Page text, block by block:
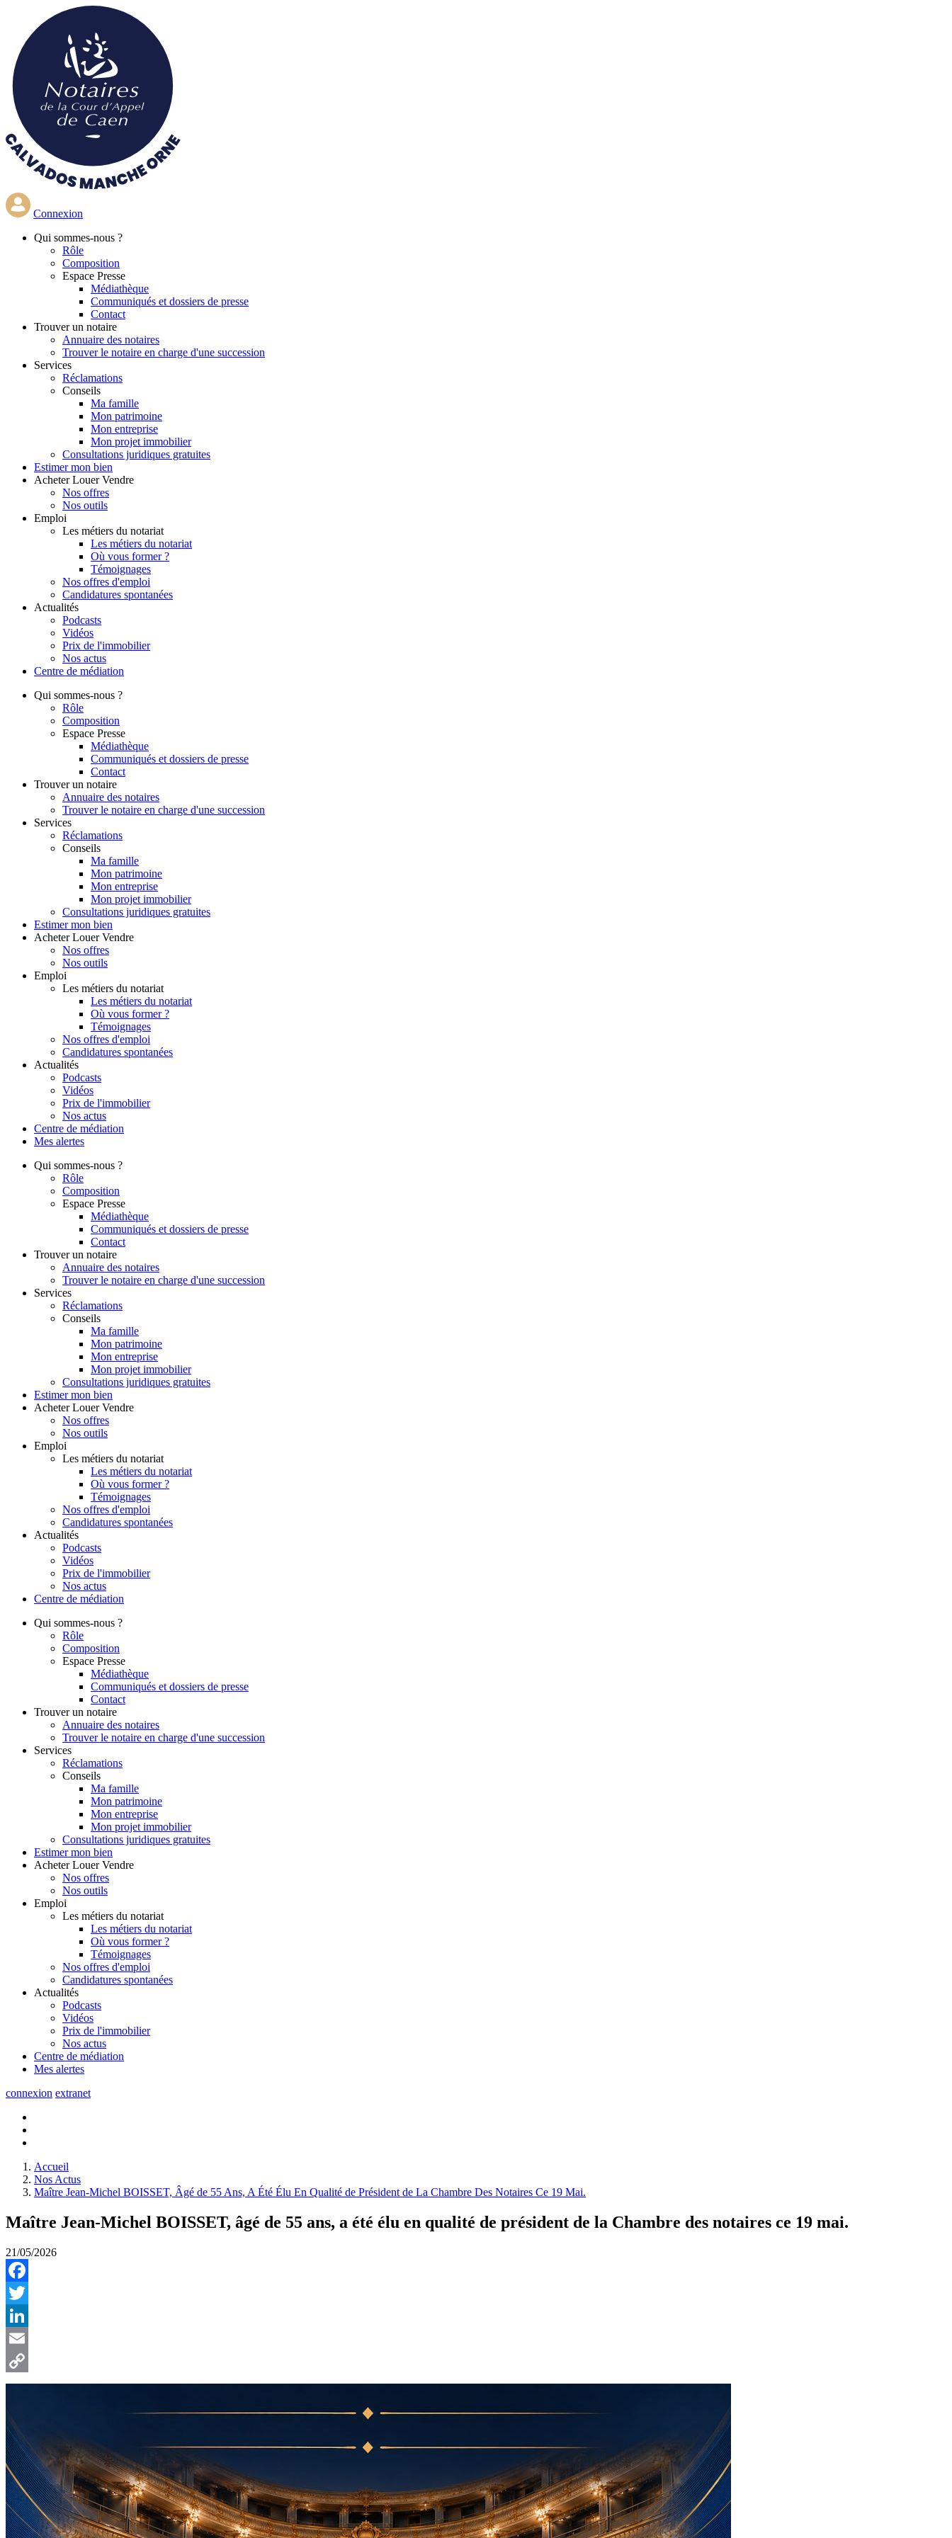
contenu
principal
Connexion
Qui sommes-nous ?
Rôle
Composition
Espace Presse
Médiathèque
Communiqués et dossiers de presse
Contact
Trouver un notaire
Annuaire des notaires
Trouver le notaire en charge d'une succession
Services
Réclamations
Conseils
Ma famille
Mon patrimoine
Mon entreprise
Mon projet immobilier
Consultations juridiques gratuites
Estimer mon bien
Acheter Louer Vendre
Nos offres
Nos outils
Emploi
Les métiers du notariat
Les métiers du notariat
Où vous former ?
Témoignages
Nos offres d'emploi
Candidatures spontanées
Actualités
Podcasts
Vidéos
Prix de l'immobilier
Nos actus
Centre de médiation
Qui sommes-nous ?
Rôle
Composition
Espace Presse
Médiathèque
Communiqués et dossiers de presse
Contact
Trouver un notaire
Annuaire des notaires
Trouver le notaire en charge d'une succession
Services
Réclamations
Conseils
Ma famille
Mon patrimoine
Mon entreprise
Mon projet immobilier
Consultations juridiques gratuites
Estimer mon bien
Acheter Louer Vendre
Nos offres
Nos outils
Emploi
Les métiers du notariat
Les métiers du notariat
Où vous former ?
Témoignages
Nos offres d'emploi
Candidatures spontanées
Actualités
Podcasts
Vidéos
Prix de l'immobilier
Nos actus
Centre de médiation
Mes alertes
Qui sommes-nous ?
Rôle
Composition
Espace Presse
Médiathèque
Communiqués et dossiers de presse
Contact
Trouver un notaire
Annuaire des notaires
Trouver le notaire en charge d'une succession
Services
Réclamations
Conseils
Ma famille
Mon patrimoine
Mon entreprise
Mon projet immobilier
Consultations juridiques gratuites
Estimer mon bien
Acheter Louer Vendre
Nos offres
Nos outils
Emploi
Les métiers du notariat
Les métiers du notariat
Où vous former ?
Témoignages
Nos offres d'emploi
Candidatures spontanées
Actualités
Podcasts
Vidéos
Prix de l'immobilier
Nos actus
Centre de médiation
Qui sommes-nous ?
Rôle
Composition
Espace Presse
Médiathèque
Communiqués et dossiers de presse
Contact
Trouver un notaire
Annuaire des notaires
Trouver le notaire en charge d'une succession
Services
Réclamations
Conseils
Ma famille
Mon patrimoine
Mon entreprise
Mon projet immobilier
Consultations juridiques gratuites
Estimer mon bien
Acheter Louer Vendre
Nos offres
Nos outils
Emploi
Les métiers du notariat
Les métiers du notariat
Où vous former ?
Témoignages
Nos offres d'emploi
Candidatures spontanées
Actualités
Podcasts
Vidéos
Prix de l'immobilier
Nos actus
Centre de médiation
Mes alertes
connexion extranet
Accueil
Nos Actus
Maître Jean-Michel BOISSET, Âgé de 55 Ans, A Été Élu En Qualité de Président de La Chambre Des Notaires Ce 19 Mai.
Maître Jean-Michel BOISSET, âgé de 55 ans, a été élu en qualité de président de la Chambre des notaires ce 19 mai.
21/05/2026
Facebook
Twitter
LinkedIn
Email
Copy